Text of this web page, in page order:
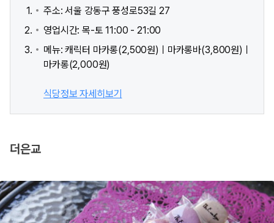
주소: 서울 강동구 풍성로53길 27
영업시간: 목-토 11:00 - 21:00
메뉴: 캐릭터 마카롱(2,500원)ㅣ마카롱바(3,800원)ㅣ
마카롱(2,000원)
식당정보 자세히보기
더은교